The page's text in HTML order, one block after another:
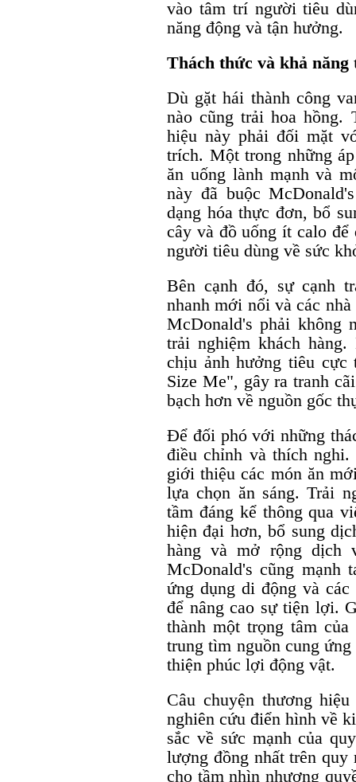
vào tâm trí người tiêu
năng động và tận hưởng.
Thách thức và khả năng
Dù gặt hái thành công
nào cũng trải hoa hồng.
hiệu này phải đối mặt
trích. Một trong những
ăn uống lành mạnh và
này đã buộc
dạng hóa thực đơn, bổ
cây và đồ uống ít calo để
người tiêu dùng về sức
Bên cạnh đó, sự cạnh
nhanh mới nổi và các
McDonald's phải không
trải nghiệm khách
chịu ảnh hưởng tiêu
Size Me", gây ra tranh
bạch hơn về nguồn gốc
Để đối phó với những
điều chỉnh và thích
giới thiệu các món ăn
lựa chọn ăn sáng. Trải
tầm đáng kể thông qua
hiện đại hơn, bổ sung
hàng và mở rộng dịch
McDonald's cũng mạnh
ứng dụng di động và
để nâng cao sự tiện lợi.
thành một trọng tâm
trung tìm nguồn cung
thiện phúc lợi động vật.
Câu chuyện thương
nghiên cứu điển hình về
sắc về sức mạnh của
lượng đồng nhất trên
cho tầm nhìn nhượng